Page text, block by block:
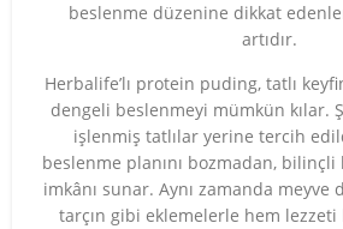
beslenme düzenine dikkat
artıdır.
Herbalife’lı protein puding, tatlı
dengeli beslenmeyi mümkün kılar.
işlenmiş tatlılar yerine tercih
beslenme planını bozmadan,
imkânı sunar. Aynı zamanda meyve
tarçın gibi eklemelerle hem